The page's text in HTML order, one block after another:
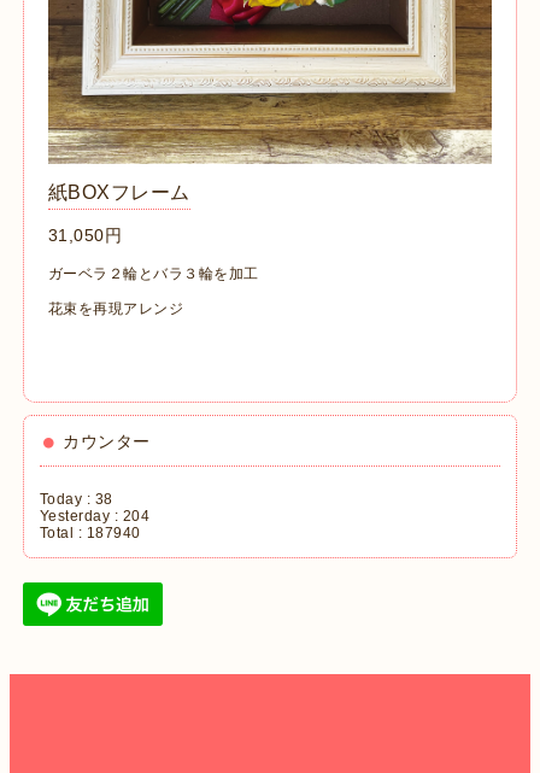
紙BOXフレーム
31,050円
ガーベラ２輪とバラ３輪を加工
花束を再現アレンジ
カウンター
Today : 38
Yesterday : 204
Total : 187940